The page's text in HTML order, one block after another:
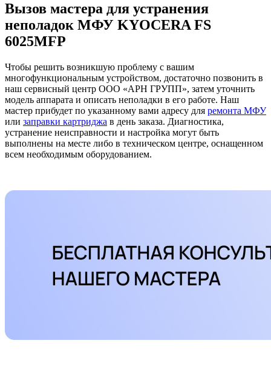
Вызов мастера для устранения
неполадок МФУ KYOCERA FS
6025MFP
Чтобы решить возникшую проблему с вашим
многофункциональным устройством, достаточно позвонить в
наш сервисный центр ООО «АРН ГРУПП», затем уточнить
модель аппарата и описать неполадки в его работе. Наш
мастер прибудет по указанному вами адресу для ремонта МФУ
или заправки картриджа в день заказа. Диагностика,
устранение неисправности и настройка могут быть
выполнены на месте либо в техническом центре, оснащенном
всем необходимым оборудованием.